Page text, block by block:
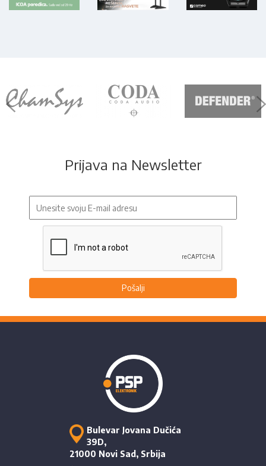
Prijava na Newsletter
Pošalji
Bulevar Jovana Dučića
39D,
21000 Novi Sad, Srbija